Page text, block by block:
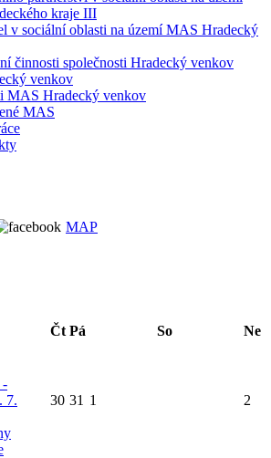
kraje III
v sociální oblasti na území MAS Hradecký
činnosti společnosti Hradecký venkov
venkov
MAS Hradecký venkov
MAS
MAP
Čt Pá So Ne
-
7.
30 31 1 2